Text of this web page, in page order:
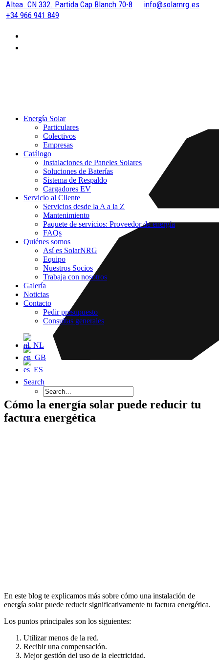
Altea. CN 332. Partida Cap Blanch 70-8
info@solarnrg.es
+34 966 941 849
Energía Solar
Particulares
Colectivos
Empresas
Catálogo
Instalaciones de Paneles Solares
Soluciones de Baterías
Sistema de Respaldo
Cargadores EV
Servicio al Cliente
Servicios desde la A a la Z
Mantenimiento
Paquete de servicios: Proveedor de energía
FAQs
Quiénes somos
Así es SolarNRG
Equipo
Nuestros Socios
Trabaja con nosotros
Galería
Noticias
Contacto
Pedir presupuesto
Consultas generales
Search
Cómo la energía solar puede reducir tu
factura energética
En este blog te explicamos más sobre cómo una instalación de
energía solar puede reducir significativamente tu factura energética.
Los puntos principales son los siguientes:
Utilizar menos de la red.
Recibir una compensación.
Mejor gestión del uso de la electricidad.